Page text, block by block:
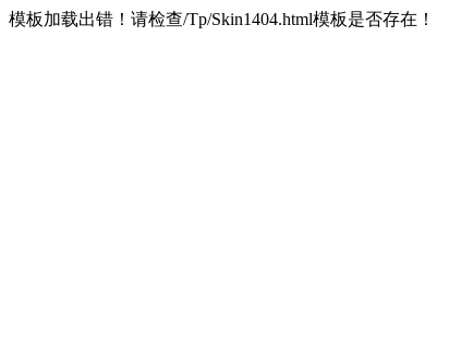
模板加载出错！请检查/Tp/Skin1404.html模板是否存在！